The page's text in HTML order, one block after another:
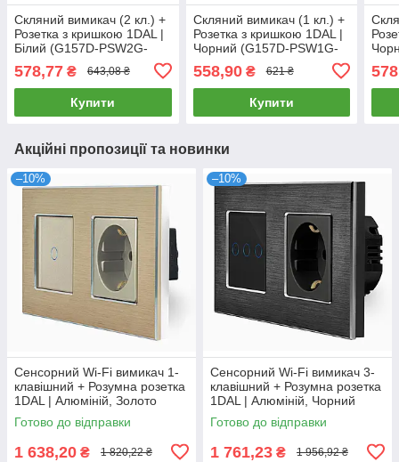
Скляний вимикач (2 кл.) +
Розетка з кришкою 1DAL |
Білий (G157D-PSW2G-
578,77 ₴ 643,08 ₴
Купити
Скляний вимикач (1 кл.) +
Розетка з кришкою 1DAL |
Чорний (G157D-PSW1G-
558,90₴ 621 ₴
Купити
Акційні пропозиції та новинки
–10%
Сенсорний Wi-Fi вимикач 1-
клавішний + Розумна розетка
1DAL | Алюміній, Золото
(A157-GSW1G.WF-ST.WF.GD)
Готово до відправки
1 638,20 ₴ 1 820,22 ₴
–10%
Сенсорний Wi-Fi вимикач 3-
клавішний + Розумна розетка
1DAL | Алюміній, Чорний
(A157-GSW3G.WF-ST.WF.BL)
Готово до відправки
1 761,23 ₴ 1 956,92 ₴